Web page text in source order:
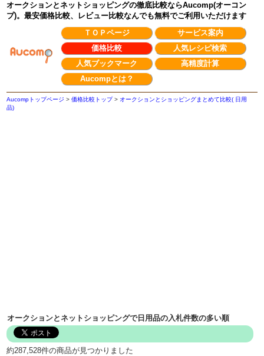
オークションとネットショッピングの徹底比較ならAucomp(オーコン
プ)。最安価格比較、レビュー比較なんでも無料でご利用いただけます
ＴＯＰページ
サービス案内
価格比較
人気レシピ検索
人気ブックマーク
高精度計算
Aucompとは？
Aucompトップページ >価格比較トップ> オークションとショッピングまとめて比較( 日用
品)
オークションとネットショッピングで日用品の入札件数の多い順
約287,528件の商品が見つかりました